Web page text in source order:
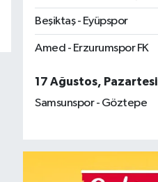
Beşiktaş - Eyüpspor
Amed - Erzurumspor FK
17 Ağustos, Pazartesi
Samsunspor - Göztepe